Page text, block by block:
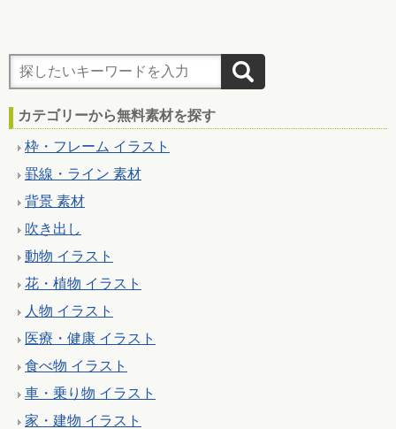
カテゴリーから無料素材を探す
枠・フレーム イラスト
罫線・ライン 素材
背景 素材
吹き出し
動物 イラスト
花・植物 イラスト
人物 イラスト
医療・健康 イラスト
食べ物 イラスト
車・乗り物 イラスト
家・建物 イラスト